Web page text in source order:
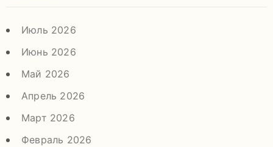
Июль 2026
Июнь 2026
Май 2026
Апрель 2026
Март 2026
Февраль 2026